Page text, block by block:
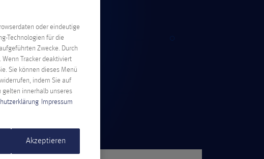
oder eindeutige
Technologien für die
Zwecke. Durch
Tracker deaktiviert
Sie können dieses Menü
indem Sie auf
gelten innerhalb unseres
Impressum
Akzeptieren